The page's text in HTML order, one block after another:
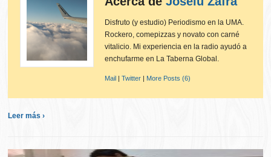
Disfruto (y estudio) Periodismo en la UMA.
Rockero, comepizzas y novato con carné
vitalicio. Mi experiencia en la radio ayudó a
enchufarme en La Taberna Global.
Mail |Twitter | More Posts (6)
Leer más ›